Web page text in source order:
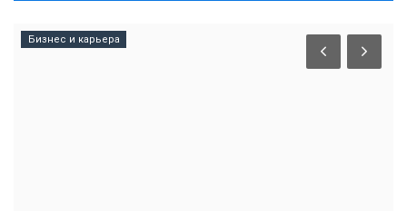
Бизнес и карьера